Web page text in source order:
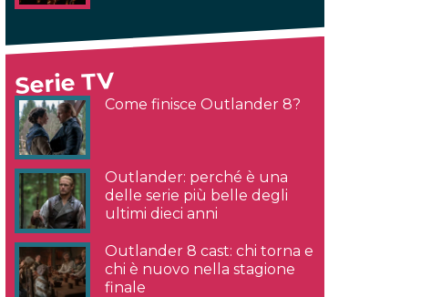
Serie TV
Come finisce Outlander 8?
Outlander: perché è una
delle serie più belle degli
ultimi dieci anni
Outlander 8 cast: chi torna e
chi è nuovo nella stagione
finale